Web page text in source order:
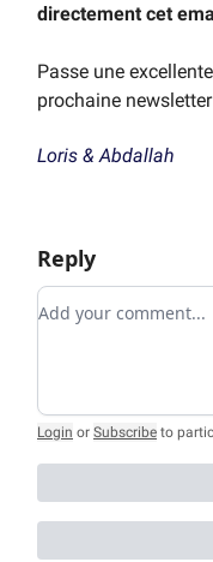
directement cet
Passe une
prochaine newsletter
Loris & Abdallah
Reply
Add your comment
Login or Subscribe to